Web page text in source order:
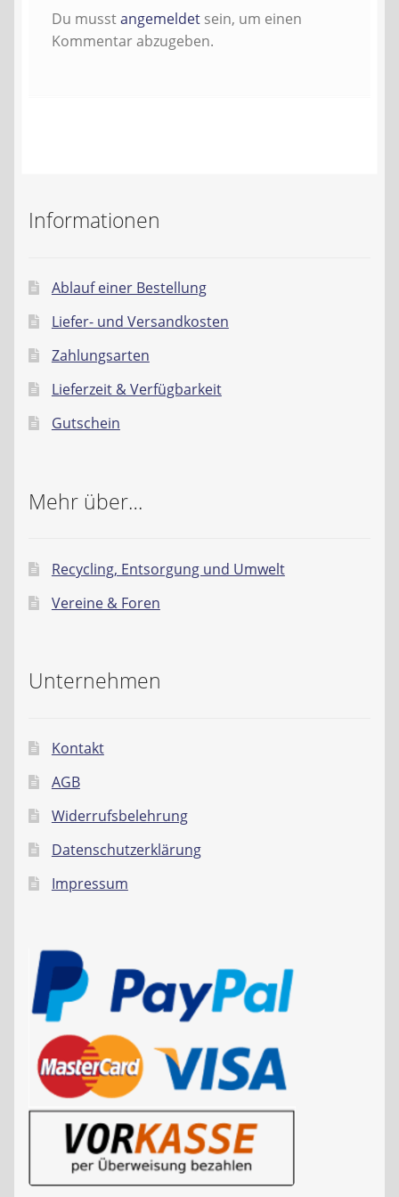
Kontakt
Du musstangemeldetsein, um einen
Kommentar abzugeben.
Informationen
Ablauf einer Bestellung
Liefer- und Versandkosten
Zahlungsarten
Lieferzeit & Verfügbarkeit
Gutschein
Mehr über…
Recycling, Entsorgung und Umwelt
Vereine & Foren
Unternehmen
Kontakt
AGB
Widerrufsbelehrung
Datenschutzerklärung
Impressum